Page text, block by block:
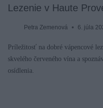
Lezenie v Haute
Petra Zemenová 6. júla
Príležitosť na dobré vápencové
skvelého červeného vína a
osídlenia.